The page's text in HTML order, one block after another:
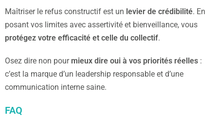
Maîtriser le refus constructif est un levier de crédibilité. En
posant vos limites avec assertivité et bienveillance, vous
protégez votre efficacité et celle du collectif.
Osez dire non pour mieux dire oui à vos priorités réelles :
c’est la marque d’un leadership responsable et d’une
communication interne saine.
FAQ